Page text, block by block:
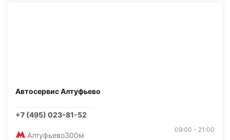
Автосервис Алтуфьево
+7 (495) 023-81-52
Алтуфьево300м
09:00 - 21:00